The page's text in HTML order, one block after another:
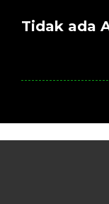
Tidak ada